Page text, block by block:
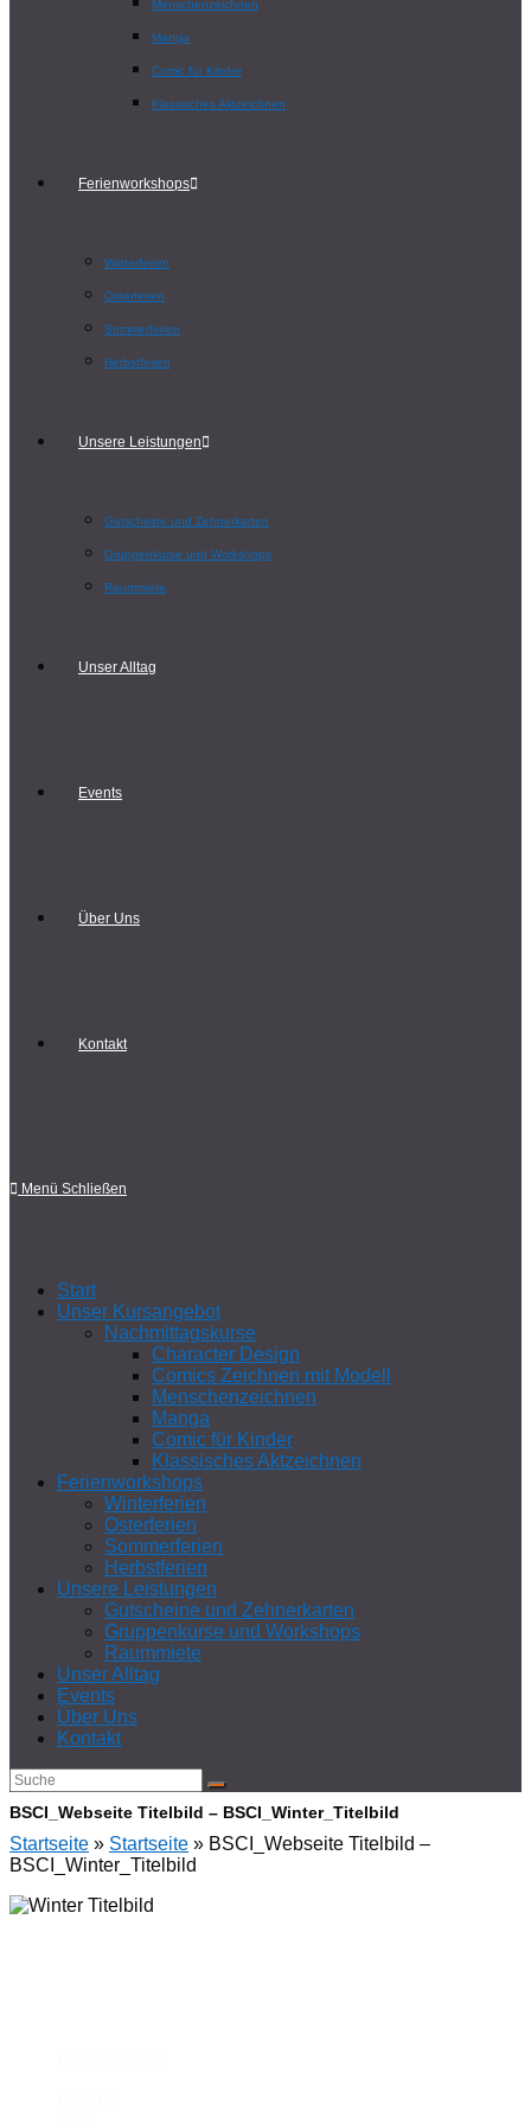
Menschenzeichnen
Manga
Comic für Kinder
Klassisches Aktzeichnen
Ferienworkshops
Winterferien
Osterferien
Sommerferien
Herbstferien
Unsere Leistungen
Gutscheine und Zehnerkarten
Gruppenkurse und Workshops
Raummiete
Unser Alltag
Events
Über Uns
Kontakt
Menü Schließen
Start
Unser Kursangebot
Nachmittagskurse
Character Design
Comics Zeichnen mit Modell
Menschenzeichnen
Manga
Comic für Kinder
Klassisches Aktzeichnen
Ferienworkshops
Winterferien
Osterferien
Sommerferien
Herbstferien
Unsere Leistungen
Gutscheine und Zehnerkarten
Gruppenkurse und Workshops
Raummiete
Unser Alltag
Events
Über Uns
Kontakt
BSCI_Webseite Titelbild – BSCI_Winter_Titelbild
Startseite » Startseite » BSCI_Webseite Titelbild –
BSCI_Winter_Titelbild